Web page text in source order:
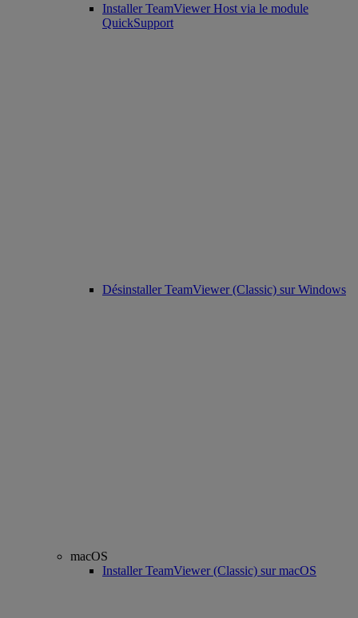
Installer TeamViewer Host via le module
QuickSupport
Désinstaller TeamViewer (Classic) sur Windows
macOS
Installer TeamViewer (Classic) sur macOS